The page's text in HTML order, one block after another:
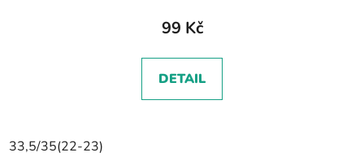
99 Kč
DETAIL
33,5/35(22-23)